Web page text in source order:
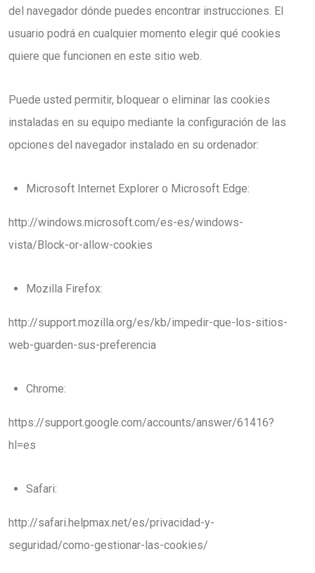
del navegador dónde puedes encontrar instrucciones. El
usuario podrá en cualquier momento elegir qué cookies
quiere que funcionen en este sitio web.
Puede usted permitir, bloquear o eliminar las cookies
instaladas en su equipo mediante la configuración de las
opciones del navegador instalado en su ordenador:
Microsoft Internet Explorer o Microsoft Edge:
http://windows.microsoft.com/es-es/windows-
vista/Block-or-allow-cookies
Mozilla Firefox:
http://support.mozilla.org/es/kb/impedir-que-los-sitios-
web-guarden-sus-preferencia
Chrome:
https://support.google.com/accounts/answer/61416?
hl=es
Safari:
http://safari.helpmax.net/es/privacidad-y-
seguridad/como-gestionar-las-cookies/